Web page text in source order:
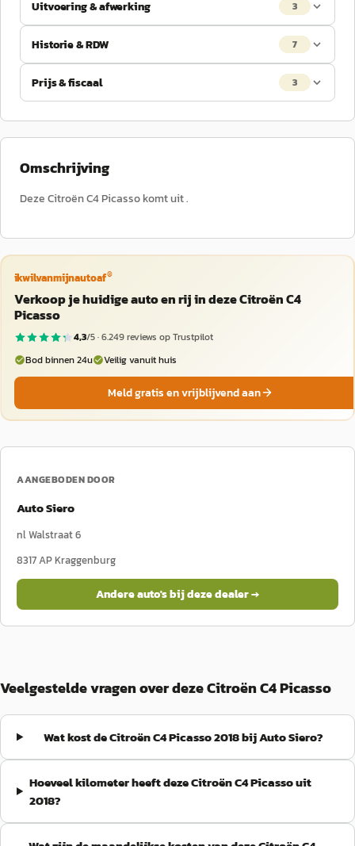
Uitvoering & afwerking 3
Historie & RDW 7
Prijs & fiscaal 3
Omschrijving
Deze Citroën C4 Picasso komt uit .
ikwilvanmijnautoaf®
Verkoop je huidige auto en rij in deze Citroën C4
Picasso
4,3/5 ·6.249reviews op Trustpilot
Bod binnen 24u
Veilig vanuit huis
Meld gratis en vrijblijvend aan
AANGEBODEN DOOR
Auto Siero
nl Walstraat 6
8317 APKraggenburg
Andere auto's bij deze dealer →
Veelgestelde vragen over deze Citroën C4 Picasso
Wat kost de Citroën C4 Picasso 2018 bij Auto Siero?
Hoeveel kilometer heeft deze Citroën C4 Picasso uit
2018?